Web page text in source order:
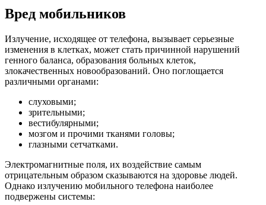
Вред мобильников
Излучение, исходящее от телефона, вызывает серьезные
изменения в клетках, может стать причинной нарушений
генного баланса, образования больных клеток,
злокачественных новообразований. Оно поглощается
различными органами:
слуховыми;
зрительными;
вестибулярными;
мозгом и прочими тканями головы;
глазными сетчатками.
Электромагнитные поля, их воздействие самым
отрицательным образом сказываются на здоровье людей.
Однако излучению мобильного телефона наиболее
подвержены системы: